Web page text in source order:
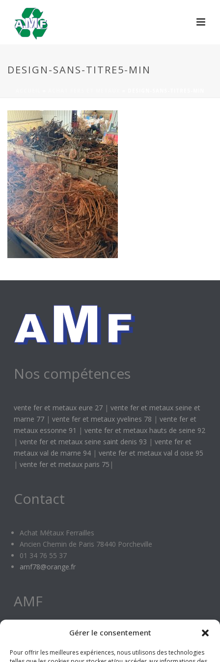
Gérer le consentement
Pour offrir les meilleures expériences, nous utilisons des technologies
DESIGN-SANS-TITRE5-MIN
Nos compétences
vente fer et metaux eure 27 |vente fer et metaux seine et
marne 77 |vente fer et metaux yvelines 78 |vente fer et
metaux essonne 91 |vente fer et metaux hauts de seine 92
|vente fer et metaux seine saint denis 93 |vente fer et
metaux val de marne 94 |vente fer et metaux val d oise 95
|vente fer et metaux paris 75 |
Contact
Achat Métaux Ferrailles
Ancien Chemin de Paris 78440 Porcheville
01 34 76 55 37
amf78@orange.fr
AMF
Achat Fers et Metaux